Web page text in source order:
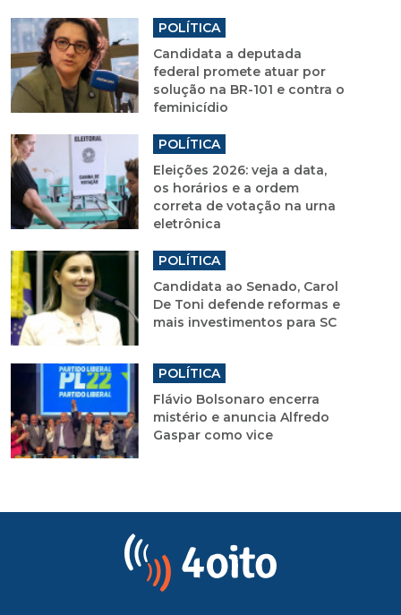
POLÍTICA
Candidata a deputada
federal promete atuar por
solução na BR-101 e contra o
feminicídio
POLÍTICA
Eleições 2026: veja a data,
os horários e a ordem
correta de votação na urna
eletrônica
POLÍTICA
Candidata ao Senado, Carol
De Toni defende reformas e
mais investimentos para SC
POLÍTICA
Flávio Bolsonaro encerra
mistério e anuncia Alfredo
Gaspar como vice